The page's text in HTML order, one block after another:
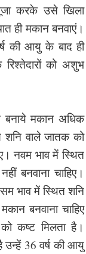
करके उसे खिला
ही मकान बनवाएं।
की आयु के बाद ही
को अशुभ
बनाये मकान अधिक
वाले जातक को
नवम भाव में स्थित
बनवाना चाहिए।
भाव में स्थित शनि
बनवाना चाहिए
कष्ट मिलता है।
उन्हें 36 वर्ष की आयु